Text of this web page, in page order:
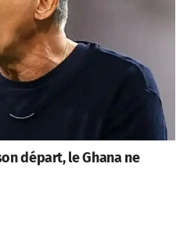
départ, le Ghana ne